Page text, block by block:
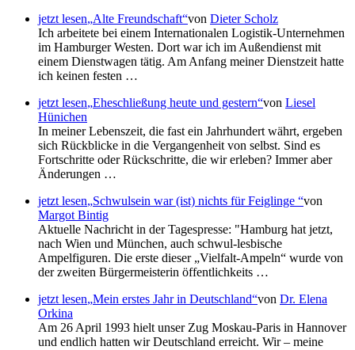
jetzt lesen Alte Freundschaft von Dieter Scholz
Ich arbeitete bei einem Internationalen Logistik-Unternehmen
im Hamburger Westen. Dort war ich im Außendienst mit
einem Dienstwagen tätig. Am Anfang meiner Dienstzeit hatte
ich keinen festen …
jetzt lesen Eheschließung heute und gestern von Liesel
Hünichen
In meiner Lebenszeit, die fast ein Jahrhundert währt, ergeben
sich Rückblicke in die Vergangenheit von selbst. Sind es
Fortschritte oder Rückschritte, die wir erleben? Immer aber
Änderungen …
jetzt lesen Schwulsein war (ist) nichts für Feiglinge
von
Margot Bintig
Aktuelle Nachricht in der Tagespresse: "Hamburg hat jetzt,
nach Wien und München, auch schwul-lesbische
Ampelfiguren. Die erste dieser Vielfalt-Ampeln
wurde von
der zweiten Bürgermeisterin öffentlichkeits …
jetzt lesen Mein erstes Jahr in Deutschland von Dr. Elena
Orkina
Am 26 April 1993 hielt unser Zug Moskau-Paris in Hannover
und endlich hatten wir Deutschland erreicht. Wir – meine